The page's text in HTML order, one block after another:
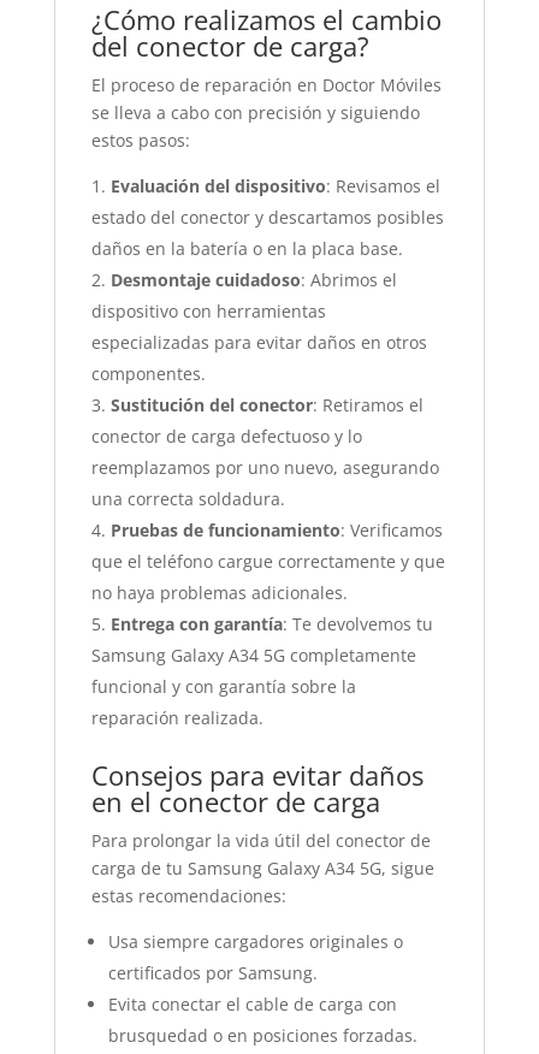
¿Cómo realizamos el cambio
del conector de carga?
El proceso de reparación en Doctor Móviles
se lleva a cabo con precisión y siguiendo
estos pasos:
Evaluación del dispositivo: Revisamos el
estado del conector y descartamos posibles
daños en la batería o en la placa base.
Desmontaje cuidadoso: Abrimos el
dispositivo con herramientas
especializadas para evitar daños en otros
componentes.
Sustitución del conector: Retiramos el
conector de carga defectuoso y lo
reemplazamos por uno nuevo, asegurando
una correcta soldadura.
Pruebas de funcionamiento: Verificamos
que el teléfono cargue correctamente y que
no haya problemas adicionales.
Entrega con garantía: Te devolvemos tu
Samsung Galaxy A34 5G completamente
funcional y con garantía sobre la
reparación realizada.
Consejos para evitar daños
en el conector de carga
Para prolongar la vida útil del conector de
carga de tu Samsung Galaxy A34 5G, sigue
estas recomendaciones:
Usa siempre cargadores originales o
certificados por Samsung.
Evita conectar el cable de carga con
brusquedad o en posiciones forzadas.